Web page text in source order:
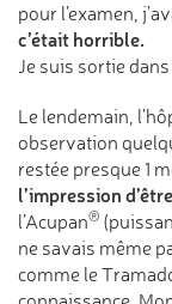
pour l’examen,
c’était horrible.
Je suis sortie
Le lendemain,
observation
restée presque 1
l’impression
l’Acupan®
ne savais même
comme le